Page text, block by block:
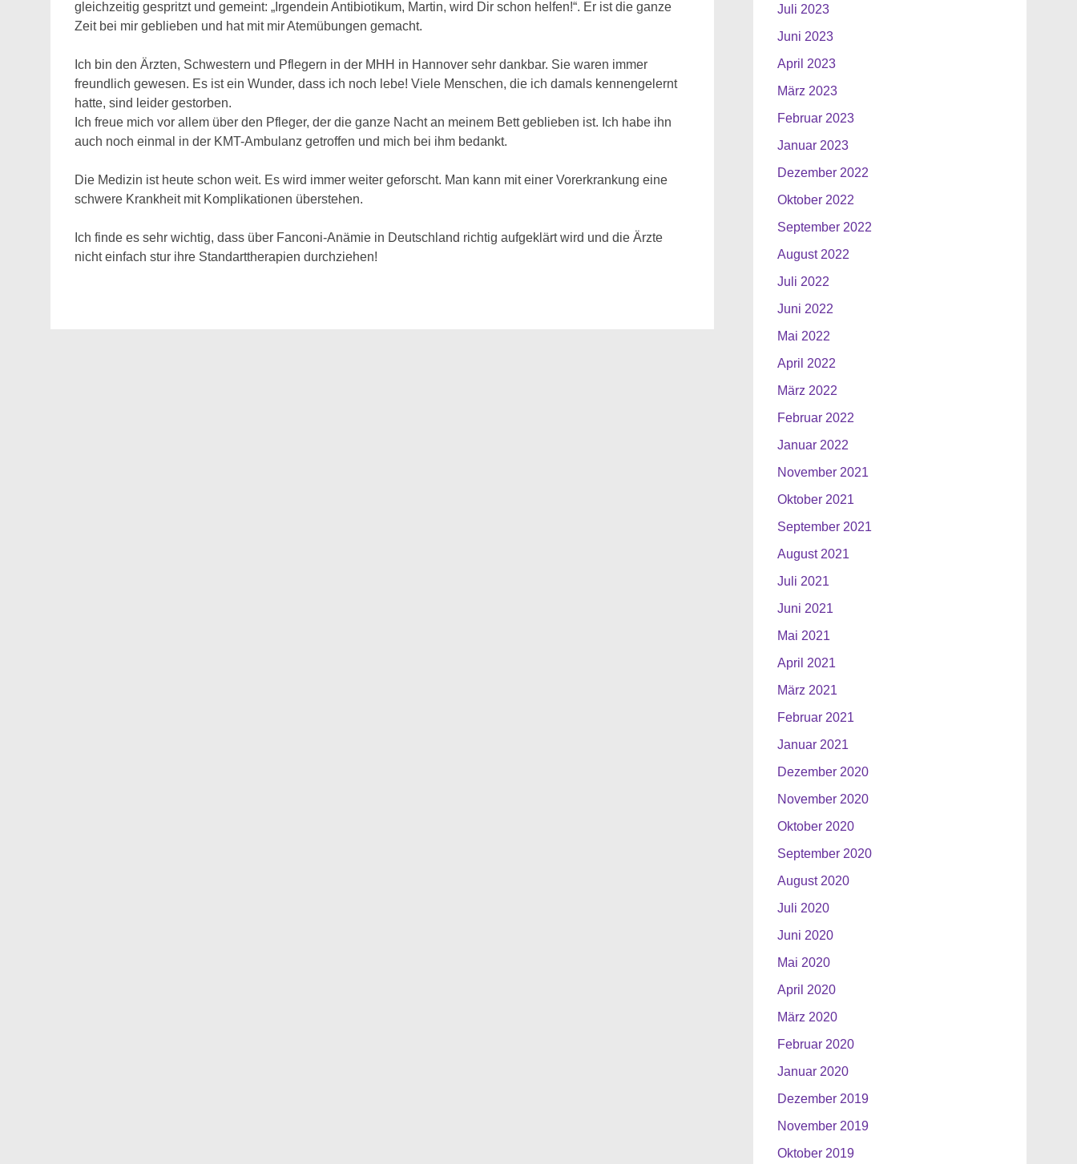
gleichzeitig gespritzt und gemeint: „Irgendein Antibiotikum, Martin, wird Dir schon helfen!“. Er ist die ganze
Zeit bei mir geblieben und hat mit mir Atemübungen gemacht.
Ich bin den Ärzten, Schwestern und Pflegern in der MHH in Hannover sehr dankbar. Sie waren immer
freundlich gewesen. Es ist ein Wunder, dass ich noch lebe! Viele Menschen, die ich damals kennengelernt
hatte, sind leider gestorben.
Ich freue mich vor allem über den Pfleger, der die ganze Nacht an meinem Bett geblieben ist. Ich habe ihn
auch noch einmal in der KMT-Ambulanz getroffen und mich bei ihm bedankt.
Die Medizin ist heute schon weit. Es wird immer weiter geforscht. Man kann mit einer Vorerkrankung eine
schwere Krankheit mit Komplikationen überstehen.
Ich finde es sehr wichtig, dass über Fanconi-Anämie in Deutschland richtig aufgeklärt wird und die Ärzte
nicht einfach stur ihre Standarttherapien durchziehen!
Juli 2023
Juni 2023
April 2023
März 2023
Februar 2023
Januar 2023
Dezember 2022
Oktober 2022
September 2022
August 2022
Juli 2022
Juni 2022
Mai 2022
April 2022
März 2022
Februar 2022
Januar 2022
November 2021
Oktober 2021
September 2021
August 2021
Juli 2021
Juni 2021
Mai 2021
April 2021
März 2021
Februar 2021
Januar 2021
Dezember 2020
November 2020
Oktober 2020
September 2020
August 2020
Juli 2020
Juni 2020
Mai 2020
April 2020
März 2020
Februar 2020
Januar 2020
Dezember 2019
November 2019
Oktober 2019